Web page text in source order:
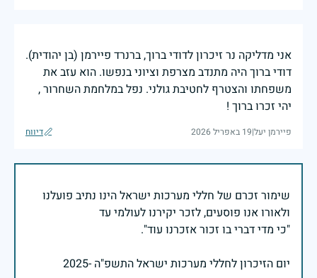
אני מדליקה נר זיכרון לדודי ברוך, ברנרד פיירמן (בן יהודית).
דודי ברוך היה מתנדב מצרפת וציוני בנפשו. הוא עזב את
משפחתו והצטרף לחטיבת גולני. נפל במלחמת השחרור ,
יהי זכרו ברוך !
פיירמן יעל|19 באפריל 2026 דיווח
שימור זכרם של חללי מערכות ישראל הינו נתיב פועלנו
יום הזיכרון לחללי מערכות ישראל התשפ"ה -2025